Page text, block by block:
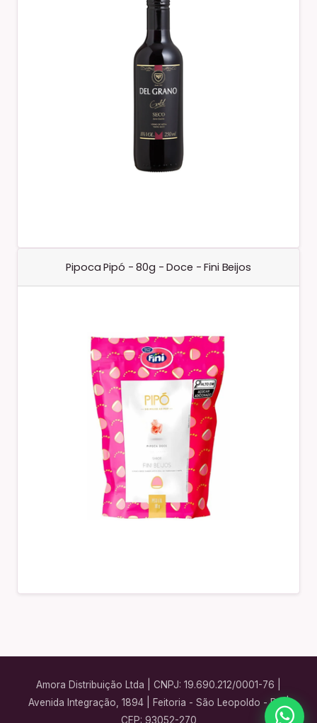
Pipoca Pipó - 80g - Doce - Fini Beijos
Amora Distribuição Ltda | CNPJ: 19.690.212/0001-76 |
Avenida Integração, 1894 | Feitoria - São Leopoldo - RS |
CEP: 93052-270